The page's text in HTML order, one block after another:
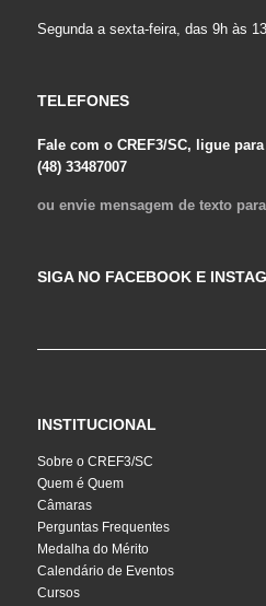
Segunda a sexta-feira, das 9h às
TELEFONES
Fale com o CREF3/SC, ligue para
(48) 33487007
ou envie mensagem de texto
SIGA NO FACEBOOK E
INSTITUCIONAL
Sobre o CREF3/SC
Quem é Quem
Câmaras
Perguntas Frequentes
Medalha do Mérito
Calendário de Eventos
Cursos